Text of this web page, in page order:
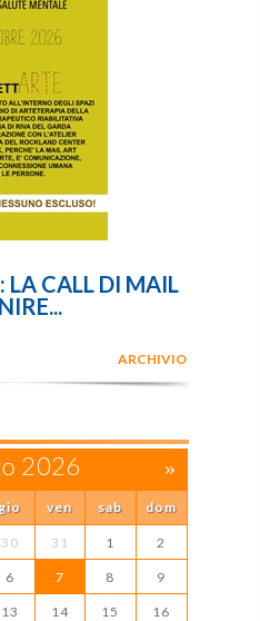
LA CALL DI MAIL
ARCHIVIO
2026 »
ven sab dom
30 31 1 2
6 7 8 9
13 14 15 16